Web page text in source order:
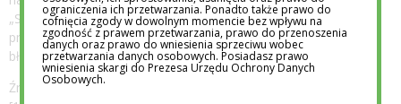
„Spróbuj sam, jestem obok”. Wtedy nasza pociecha ma
przestrzeń, by doświadczać, sprawdzać i uczyć się na własnych
błędach. A troska? To nie kontrola, tylko obecność.
Źródła:
ograniczenia ich przetwarzania. Ponadto także prawo do
cofnięcia zgody w dowolnym momencie bez wpływu na
zgodność z prawem przetwarzania, prawo do przenoszenia
danych oraz prawo do wniesienia sprzeciwu wobec
przetwarzania danych osobowych. Posiadasz prawo
wniesienia skargi do Prezesa Urzędu Ochrony Danych
Osobowych.